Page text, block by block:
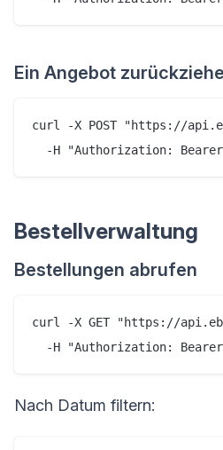
Ein Angebot
curl -X POST "https://
Bestellverwaltung
Bestellungen abrufen
curl -X GET "https://
Nach Datum filtern: